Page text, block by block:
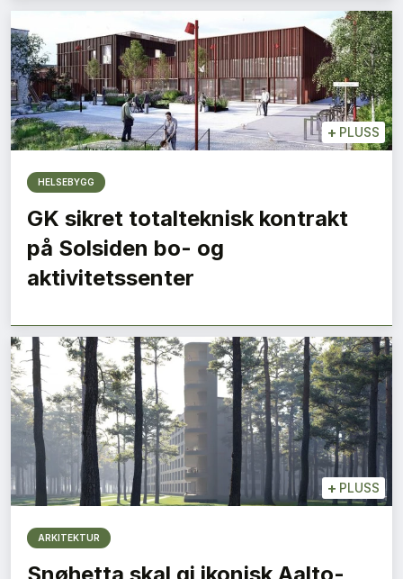
+ PLUSS
HELSEBYGG
GK sikret totalteknisk kontrakt
på Solsiden bo- og
aktivitetssenter
+ PLUSS
ARKITEKTUR